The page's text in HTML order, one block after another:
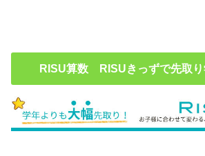
RISU算数 RISUきっずで先取り